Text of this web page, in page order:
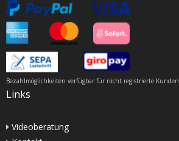
Bezahlmöglichkeiten verfügbar für nicht registrierte Kunden
Links
Videoberatung